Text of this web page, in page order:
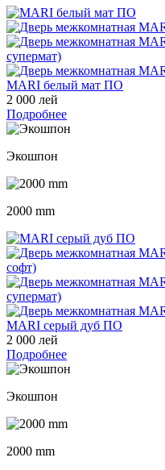
MARI белый мат ПО
2 000 лей
Подробнее
Экошпон
2000 mm
MARI cерый дуб ПО
2 000 лей
Подробнее
Экошпон
2000 mm